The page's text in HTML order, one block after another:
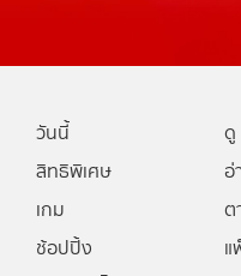
วันนี้
ดู
สิทธิพิเศษ
อ่
เกม
ต
ช้อปปิ้ง
แ